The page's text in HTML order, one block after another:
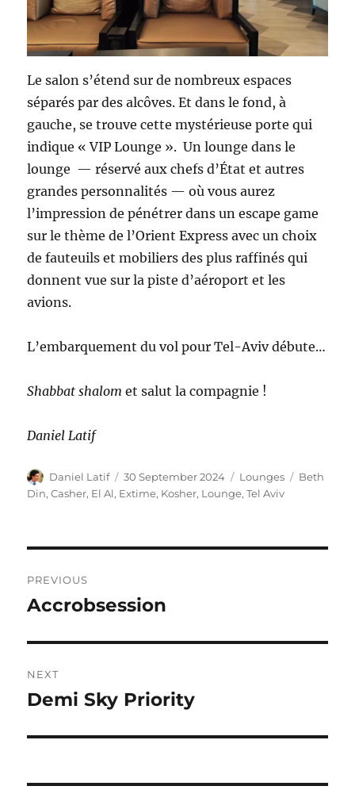
Le salon s’étend sur de nombreux espaces
séparés par des alcôves. Et dans le fond, à
gauche, se trouve cette mystérieuse porte qui
indique « VIP Lounge ». Un lounge dans le
lounge — réservé aux chefs d’État et autres
grandes personnalités — où vous aurez
l’impression de pénétrer dans un escape game
sur le thème de l’Orient Express avec un choix
de fauteuils et mobiliers des plus raffinés qui
donnent vue sur la piste d’aéroport et les
avions.
L’embarquement du vol pour Tel-Aviv débute…
Shabbat shalom et salut la compagnie !
Daniel Latif
Author
Daniel Latif
Posted
on
30 September 2024 Categories
Lounges Tags
Beth
Din,Casher, El Al, Extime, Kosher, Lounge,Tel Aviv
navigation
PREVIOUS
Previous
Accrobsession
NEXT
Next
Demi Sky Priority